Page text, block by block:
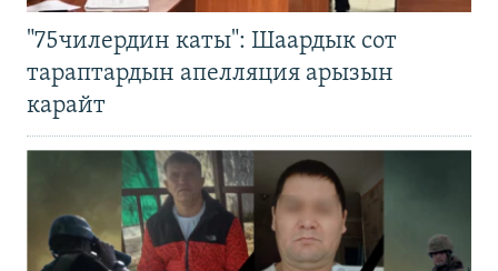
"75чилердин каты": Шаардык сот
тараптардын апелляция арызын
карайт